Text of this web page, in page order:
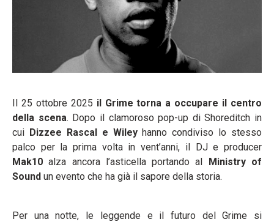
Il 25 ottobre 2025 il Grime torna a occupare il centro
della scena. Dopo il clamoroso pop-up di Shoreditch in
cui Dizzee Rascal e Wileyhanno condiviso lo stesso
palco per la prima volta in vent’anni, il DJ e producer
Mak10 alza ancora l’asticella portando al Ministry of
Sound un evento che ha già il sapore della storia.
Per una notte, le leggende e il futuro del Grime si